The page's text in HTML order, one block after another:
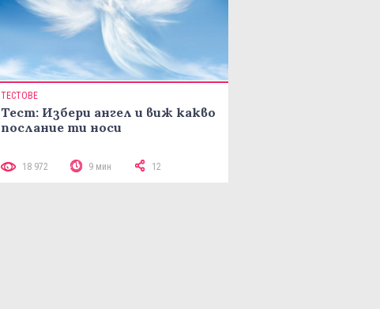
ТЕСТОВЕ
Тест: Избери ангел и виж какво
послание ти носи
18 972 9 мин 12